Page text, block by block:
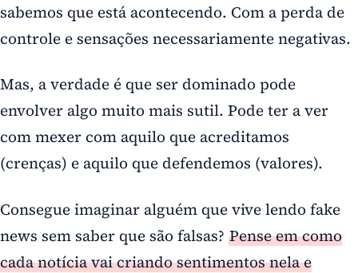
sabemos que está acontecendo. Com a perda de
controle e sensações necessariamente negativas.
Mas, a verdade é que ser dominado pode
envolver algo muito mais sutil. Pode ter a ver
com mexer com aquilo que acreditamos
(crenças) e aquilo que defendemos (valores).
Consegue imaginar alguém que vive lendo fake
news sem saber que são falsas? Pense em como
cada notícia vai criando sentimentos nela e